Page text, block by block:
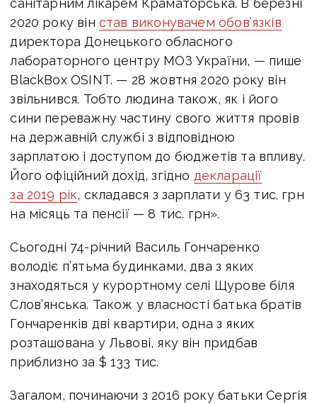
санітарним лікарем Краматорська. В березні
2020 року він став виконувачем обов’язків
директора Донецького обласного
лабораторного центру МОЗ України, — пише
BlackBox OSINT. — 28 жовтня 2020 року він
звільнився. Тобто людина також, як і його
сини переважну частину свого життя провів
на державній службі з відповідною
зарплатою і доступом до бюджетів та впливу.
Його офіційний дохід, згідно декларації
за 2019 рік, складався з зарплати у 63 тис. грн
на місяць та пенсії — 8 тис. грн».
Сьогодні 74-річний Василь Гончаренко
володіє п’ятьма будинками, два з яких
знаходяться у курортному селі Щурове біля
Слов’янська. Також у власності батька братів
Гончаренків дві квартири, одна з яких
розташована у Львові, яку він придбав
приблизно за $ 133 тис.
Загалом, починаючи з 2016 року батьки Сергія